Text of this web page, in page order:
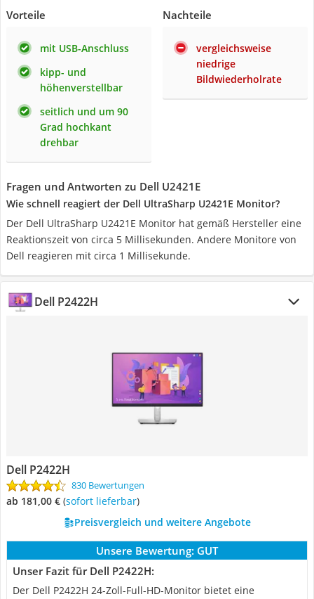
Vorteile
mit USB-Anschluss
kipp- und
höhenverstellbar
seitlich und um 90
Grad hochkant
drehbar
Nachteile
vergleichsweise
niedrige
Bildwiederholrate
Fragen und Antworten zu Dell U2421E
Wie schnell reagiert der Dell UltraSharp U2421E Monitor?
Der Dell UltraSharp U2421E Monitor hat gemäß Hersteller eine
Reaktionszeit von circa 5 Millisekunden. Andere Monitore von
Dell reagieren mit circa 1 Millisekunde.
Dell P2422H
Dell P2422H
830 Bewertungen
ab 181,00 € ( Sofort lieferbar)
Preisvergleich und weitere Angebote
Unsere Bewertung: GUT
Unser Fazit für Dell P2422H:
Der Dell P2422H 24-Zoll-Full-HD-Monitor bietet eine